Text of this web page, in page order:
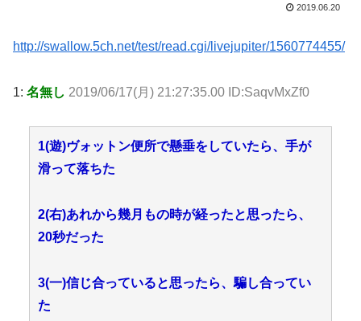
2019.06.20
http://swallow.5ch.net/test/read.cgi/livejupiter/1560774455/
1: 名無し 2019/06/17(月) 21:27:35.00 ID:SaqvMxZf0
1(遊)ヴォットン便所で懸垂をしていたら、手が
滑って落ちた
2(右)あれから幾月もの時が経ったと思ったら、
20秒だった
3(一)信じ合っていると思ったら、騙し合ってい
た